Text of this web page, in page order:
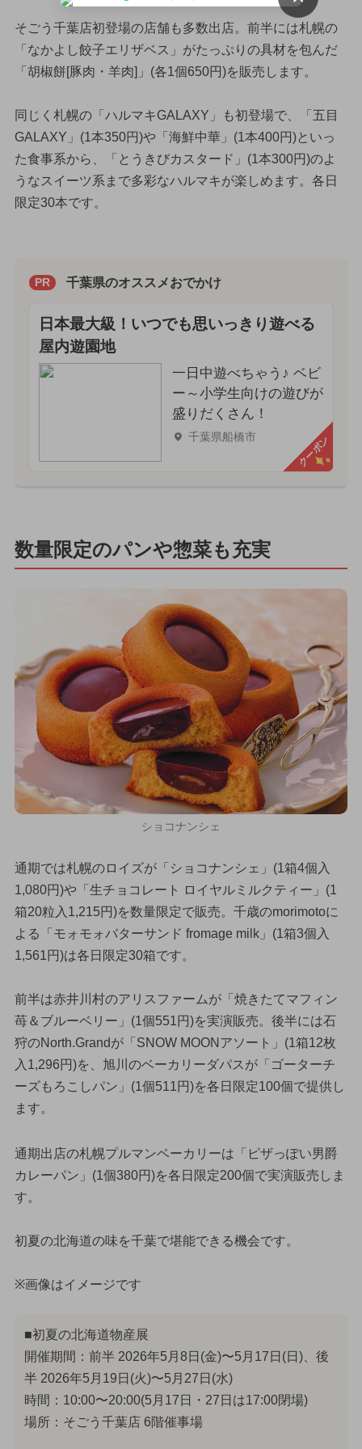
そごう千葉店初登場の店舗も多数出店。前半には札幌の
「なかよし餃子エリザベス」がたっぷりの具材を包んだ
「胡椒餅[豚肉・羊肉]」(各1個650円)を販売します。
同じく札幌の「ハルマキGALAXY」も初登場で、「五目
GALAXY」(1本350円)や「海鮮中華」(1本400円)といっ
た食事系から、「とうきびカスタード」(1本300円)のよ
うなスイーツ系まで多彩なハルマキが楽しめます。各日
限定30本です。
PR 千葉県のオススメおでかけ
日本最大級！いつでも思いっきり遊べる
屋内遊園地
一日中遊べちゃう♪ ベビ
ー～小学生向けの遊びが
盛りだくさん！
千葉県船橋市 クーポン
数量限定のパンや惣菜も充実
ショコナンシェ
通期では札幌のロイズが「ショコナンシェ」(1箱4個入
1,080円)や「生チョコレート ロイヤルミルクティー」(1
箱20粒入1,215円)を数量限定で販売。千歳のmorimotoに
よる「モォモォバターサンド fromage milk」(1箱3個入
1,561円)は各日限定30箱です。
前半は赤井川村のアリスファームが「焼きたてマフィン
苺＆ブルーベリー」(1個551円)を実演販売。後半には石
狩のNorth.Grandが「SNOW MOONアソート」(1箱12枚
入1,296円)を、旭川のベーカリーダパスが「ゴーターチ
ーズもろこしパン」(1個511円)を各日限定100個で提供し
ます。
通期出店の札幌プルマンベーカリーは「ピザっぽい男爵
カレーパン」(1個380円)を各日限定200個で実演販売しま
す。
初夏の北海道の味を千葉で堪能できる機会です。
※画像はイメージです
■初夏の北海道物産展
開催期間：前半 2026年5月8日(金)〜5月17日(日)、後
半 2026年5月19日(火)〜5月27日(水)
時間：10:00〜20:00(5月17日・27日は17:00閉場)
場所：そごう千葉店 6階催事場